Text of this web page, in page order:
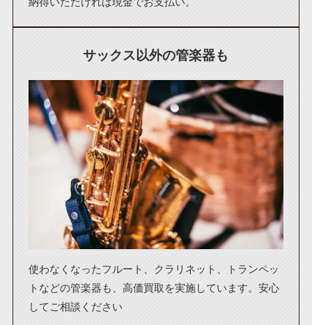
サックス以外の管楽器も
使わなくなったフルート、クラリネット、トランペッ
トなどの管楽器も、高価買取を実施しています。安心
してご相談ください